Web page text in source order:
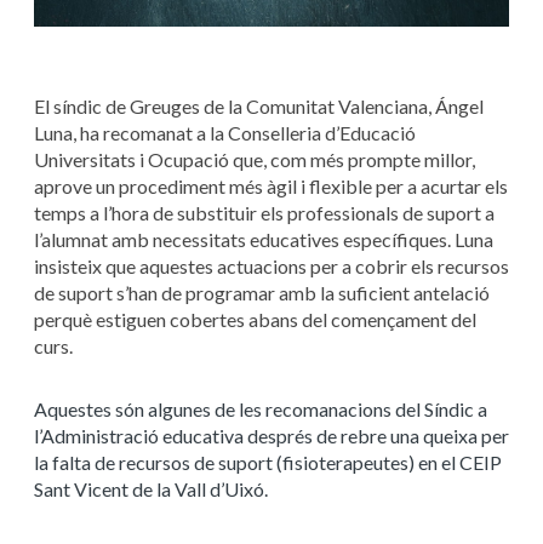
El síndic de Greuges de la Comunitat Valenciana, Ángel
Luna, ha recomanat a la Conselleria d’Educació
Universitats i Ocupació que, com més prompte millor,
aprove un procediment més àgil i flexible per a acurtar els
temps a l’hora de substituir els professionals de suport a
l’alumnat amb necessitats educatives específiques. Luna
insisteix que aquestes actuacions per a cobrir els recursos
de suport s’han de programar amb la suficient antelació
perquè estiguen cobertes abans del començament del
curs.
Aquestes són algunes de les recomanacions del Síndic a
l’Administració educativa després de rebre una queixa per
la falta de recursos de suport (fisioterapeutes) en el CEIP
Sant Vicent de la Vall d’Uixó.